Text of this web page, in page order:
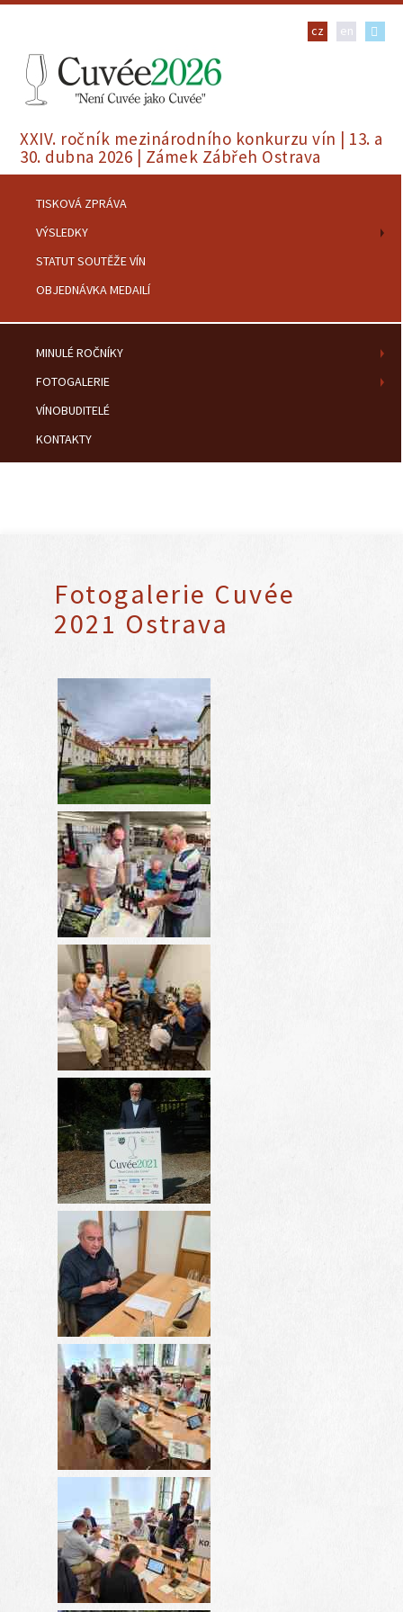
XXIV. ročník mezinárodního konkurzu vín | 13. a
30. dubna 2026 | Zámek Zábřeh Ostrava
cz en
TISKOVÁ ZPRÁVA
VÝSLEDKY
STATUT SOUTĚŽE VÍN
OBJEDNÁVKA MEDAILÍ
MINULÉ ROČNÍKY
FOTOGALERIE
VÍNOBUDITELÉ
KONTAKTY
Fotogalerie Cuvée
2021 Ostrava